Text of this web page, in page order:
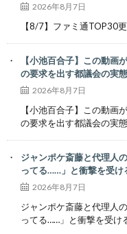
2026年8月7日
【8/7】ファミ通TOP30
【小池百合子】この動画
の要求を出す都議会の実
2026年8月7日
【小池百合子】この動画
の要求を出す都議会の実
ジャンポケ斎藤と代理人
ってる……」と衝撃を受け
2026年8月7日
ジャンポケ斎藤と代理人
ってる……」と衝撃を受け